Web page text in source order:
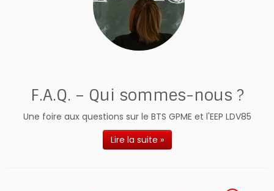
F.A.Q. – Qui sommes-nous ?
Une foire aux questions sur le BTS GPME et l'EEP LDV85
Lire la suite »